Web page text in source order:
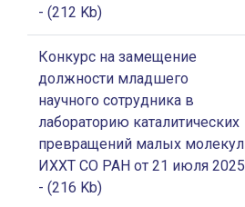
- (212 Kb)
Конкурс на замещение
должности младшего
научного сотрудника в
лабораторию каталитических
превращений малых молекул
ИХХТ СО РАН от 21 июля 2025
- (216 Kb)